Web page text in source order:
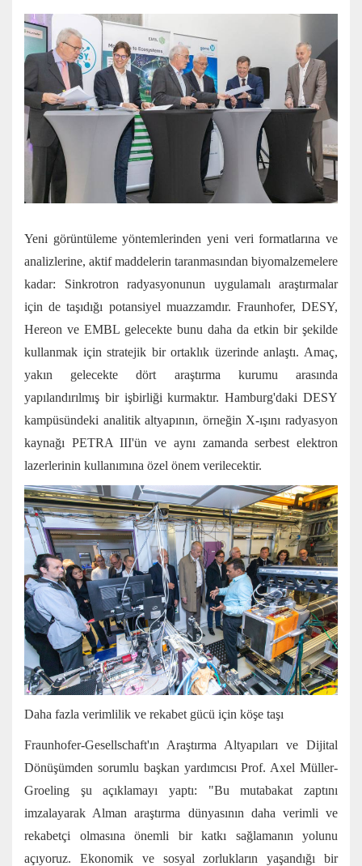
Yeni görüntüleme yöntemlerinden yeni veri formatlarına ve
analizlerine, aktif maddelerin taranmasından biyomalzemelere
kadar: Sinkrotron radyasyonunun uygulamalı araştırmalar
için de taşıdığı potansiyel muazzamdır. Fraunhofer, DESY,
Hereon ve EMBL gelecekte bunu daha da etkin bir şekilde
kullanmak için stratejik bir ortaklık üzerinde anlaştı. Amaç,
yakın gelecekte dört araştırma kurumu arasında
yapılandırılmış bir işbirliği kurmaktır. Hamburg'daki DESY
kampüsündeki analitik altyapının, örneğin X-ışını radyasyon
kaynağı PETRA III'ün ve aynı zamanda serbest elektron
lazerlerinin kullanımına özel önem verilecektir.
Daha fazla verimlilik ve rekabet gücü için köşe taşı
Fraunhofer-Gesellschaft'ın Araştırma Altyapıları ve Dijital
Dönüşümden sorumlu başkan yardımcısı Prof. Axel Müller-
Groeling şu açıklamayı yaptı: "Bu mutabakat zaptını
imzalayarak Alman araştırma dünyasının daha verimli ve
rekabetçi olmasına önemli bir katkı sağlamanın yolunu
açıyoruz. Ekonomik ve sosyal zorlukların yaşandığı bir